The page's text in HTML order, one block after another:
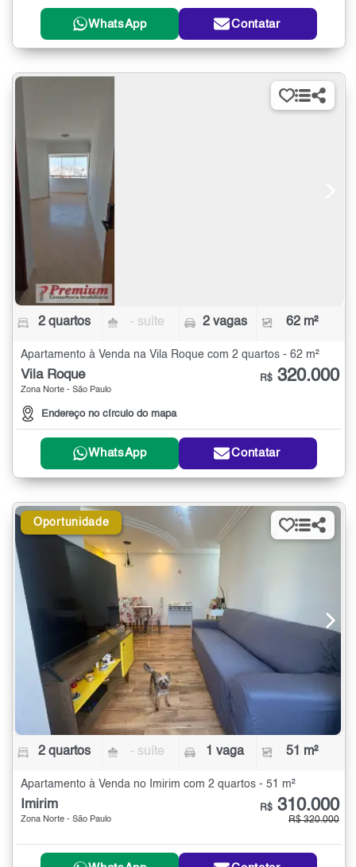
WhatsApp Contatar
2 quartos - suíte 2 vagas 62 m²
Apartamento à Venda na Vila Roque com 2 quartos - 62 m²
Vila Roque
Zona Norte - São Paulo
Endereço no círculo do mapa
R$ 320.000
WhatsApp Contatar
Oportunidade
2 quartos - suíte 1 vaga 51 m²
Apartamento à Venda no Imirim com 2 quartos - 51 m²
Imirim
Zona Norte - São Paulo
R$ 310.000
R$ 320.000